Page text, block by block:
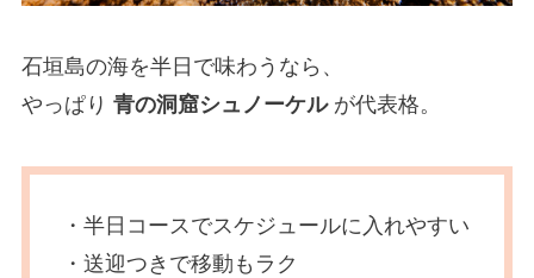
石垣島の海を半日で味わうなら、
やっぱり 青の洞窟シュノーケルが代表格。
・半日コースでスケジュールに入れやすい
・送迎つきで移動もラク